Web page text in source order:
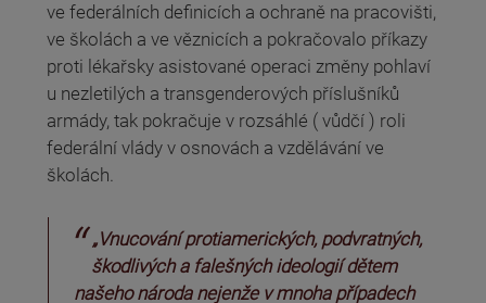
ve federálních definicích a ochraně na pracovišti,
ve školách a ve věznicích a pokračovalo příkazy
proti lékařsky asistované operaci změny pohlaví
u nezletilých a transgenderových příslušníků
armády, tak pokračuje v rozsáhlé ( vůdčí ) roli
federální vlády v osnovách a vzdělávání ve
školách.
„Vnucování protiamerických, podvratných,
škodlivých a falešných ideologií dětem
našeho národa nejenže v mnoha případech